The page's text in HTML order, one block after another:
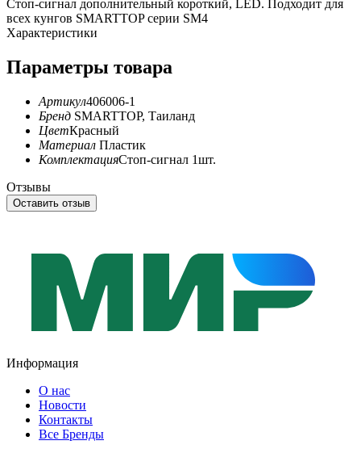
Стоп-сигнал дополнительный короткий, LED. Подходит для
всех кунгов SMARTTOP серии SM4
Характеристики
Параметры товара
Артикул406006-1
Бренд SMARTTOP, Таиланд
ЦветКрасный
Материал Пластик
КомплектацияСтоп-сигнал 1шт.
Отзывы
Оставить отзыв
Информация
О нас
Новости
Контакты
Все Бренды